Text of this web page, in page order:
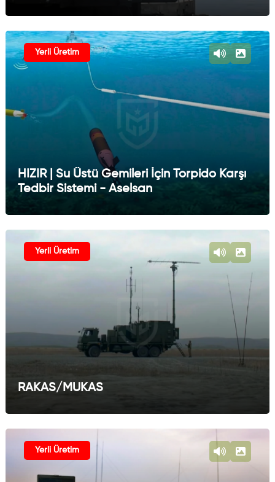
Yerli Üretim
HIZIR | Su Üstü Gemileri İçin Torpido Karşı
Tedbir Sistemi - Aselsan
Yerli Üretim
RAKAS/MUKAS
Yerli Üretim